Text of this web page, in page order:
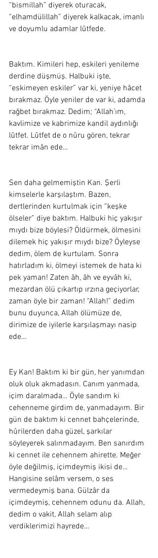
“bismillah” diyerek oturacak,
“elhamdülillah” diyerek kalkacak, imanlı
ve doyumlu adamlar lûtfede.
Baktım. Kimileri hep, eskileri yenileme
derdine düşmüş. Halbuki işte,
“eskimeyen eskiler” var ki, yeniye hâcet
bırakmaz. Öyle yeniler de var ki, adamda
rağbet bırakmaz. Dedim; “Allah’ım,
kavlimize ve kabrimize kandil aydınlığı
lûtfet. Lûtfet de o nûru gören, tekrar
tekrar imân ede…
Sen daha gelmemiştin Kan. Şerli
kimselerle karşılaştım. Bazen,
dertlerinden kurtulmak için “keşke
ölseler” diye baktım. Halbuki hiç yakışır
mıydı bize böylesi? Öldürmek, ölmesini
dilemek hiç yakışır mıydı bize? Öyleyse
dedim, ölem de kurtulam. Sonra
hatırladım ki, ölmeyi istemek de hata ki
pek yaman! Zaten âh, âh ve eyvâh ki,
mezardan ölü çıkartıp ırzına geçiyorlar,
zaman öyle bir zaman! “Allah!” dedim
bunu duyunca, Allah ölümüze de,
dirimize de iyilerle karşılaşmayı nasip
ede…
Ey Kan! Baktım ki bir gün, her yanımdan
oluk oluk akmadasın. Canım yanmada,
içim daralmada… Öyle sandım ki
cehenneme girdim de, yanmadayım. Bir
gün de baktım ki cennet bahçelerinde,
hûrilerden daha güzel, şarkılar
söyleyerek salınmadayım. Ben sanırdım
ki cennet ile cehennem ahirette. Meğer
öyle değilmiş, içimdeymiş ikisi de…
Hangisine selâm versem, o ses
vermedeymiş bana. Gülzâr da
içimdeymiş, cehennem odunu da. Allah,
dedim o vakit, Allah selam alıp
verdiklerimizi hayrede…